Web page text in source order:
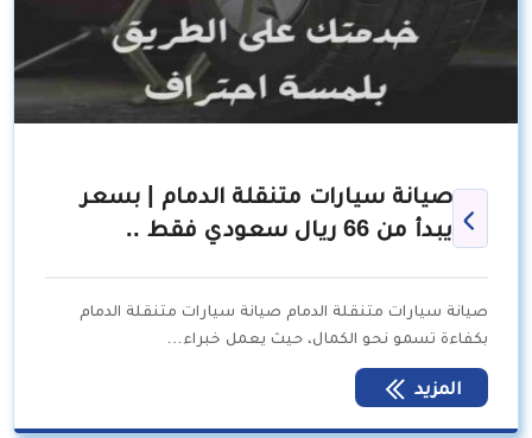
صيانة سيارات متنقلة الدمام | بسعر
يبدأ من 66 ريال سعودي فقط ..
صيانة سيارات متنقلة الدمام صيانة سيارات متنقلة الدمام
بكفاءة تسمو نحو الكمال، حيث يعمل خبراء…
المزيد